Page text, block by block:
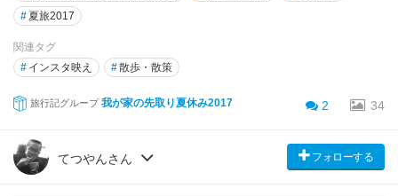
#夏旅2017
関連タグ
# インスタ映え #散歩・散策
旅行記グループ 我が家の先取り夏休み2017 2 34
てつやんさん フォローする